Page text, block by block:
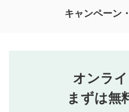
投稿するボタン
星で評価をすると投稿で
なお、投稿をもって、本注
行ってください。
当社は、利用者同士、も
ブルによって生じた損害
キャンペーン
オンライ
まずは無